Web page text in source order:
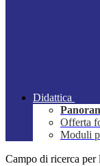
Didattica
Offerta
Moduli
Campo di ricerca per